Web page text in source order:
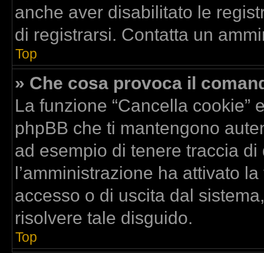
anche aver disabilitato le
di registrarsi. Contatta un
Top
» Che cosa provoca il
La funzione “Cancella
phpBB che ti mantengono
ad esempio di tenere traccia
l’amministrazione ha attivato
accesso o di uscita dal
risolvere tale disguido.
Top